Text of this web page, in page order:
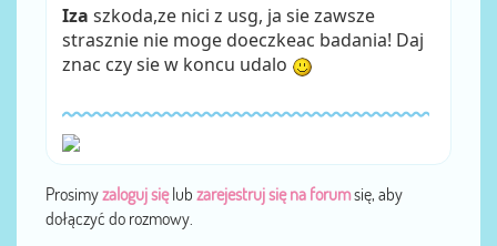
Iza szkoda,ze nici z usg, ja sie zawsze
strasznie nie moge doeczkeac badania! Daj
znac czy sie w koncu udalo
Prosimyzaloguj sięlub zarejestruj się na forumsię, aby
dołączyć do rozmowy.